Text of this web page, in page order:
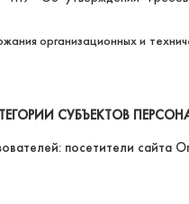
организационных и
СУБЪЕКТОВ
посетители сайта